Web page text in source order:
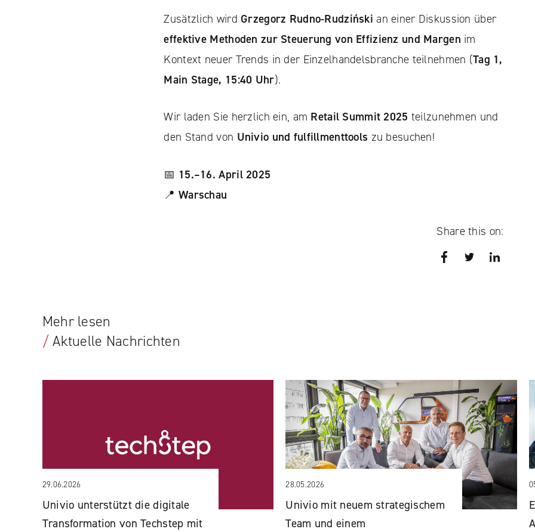
Instagram
Zusätzlich wird Grzegorz Rudno-Rudziński an einer Diskussion über
effektive Methoden zur Steuerung von Effizienz und Margen im
Kontext neuer Trends in der Einzelhandelsbranche teilnehmen (Tag 1,
Main Stage, 15:40 Uhr).
Wir laden Sie herzlich ein, am Retail Summit 2025 teilzunehmen und
den Stand von Univio und fulfillmenttools zu besuchen!
📅 15.–16. April 2025
📍Warschau
Share this on:
FacebookTwitter
Mehr lesen
/Aktuelle Nachrichten
29.06.2026
Univio unterstützt die digitale
Transformation von Techstep mit
28.05.2026
Univio mit neuem strategischem
Team und einem